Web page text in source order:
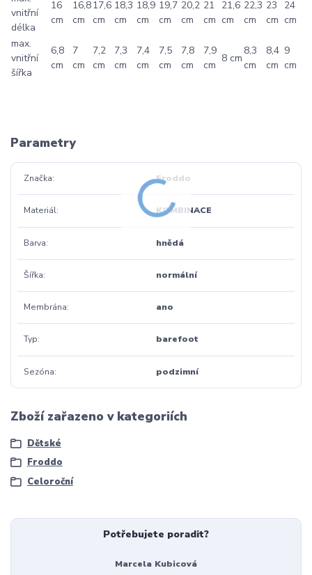
vnitřní
délka
16
cm
16,8
cm
17,6
cm
18,3
cm
18,9
cm
19,7
cm
20,2
cm
21
cm
21,6
cm
22,3
cm
23
cm
24
cm
max.
vnitřní
šířka
6,8
cm
7
cm
7,2
cm
7,3
cm
7,4
cm
7,5
cm
7,8
cm
7,9
cm
8 cm
8,3
cm
8,4
cm
9
cm
Parametry
Značka Froddo
Materiál KOMBINACE
Barva hnědá
Šířka normální
Membrána ano
Typ barefoot
Sezóna podzimní
Zboží zařazeno v kategoriích
Dětské
Froddo
Celoroční
Potřebujete poradit?
Marcela Kubicová